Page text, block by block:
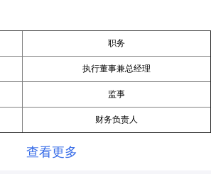
职务
执行董事兼总经理
监事
财务负责人
查看更多